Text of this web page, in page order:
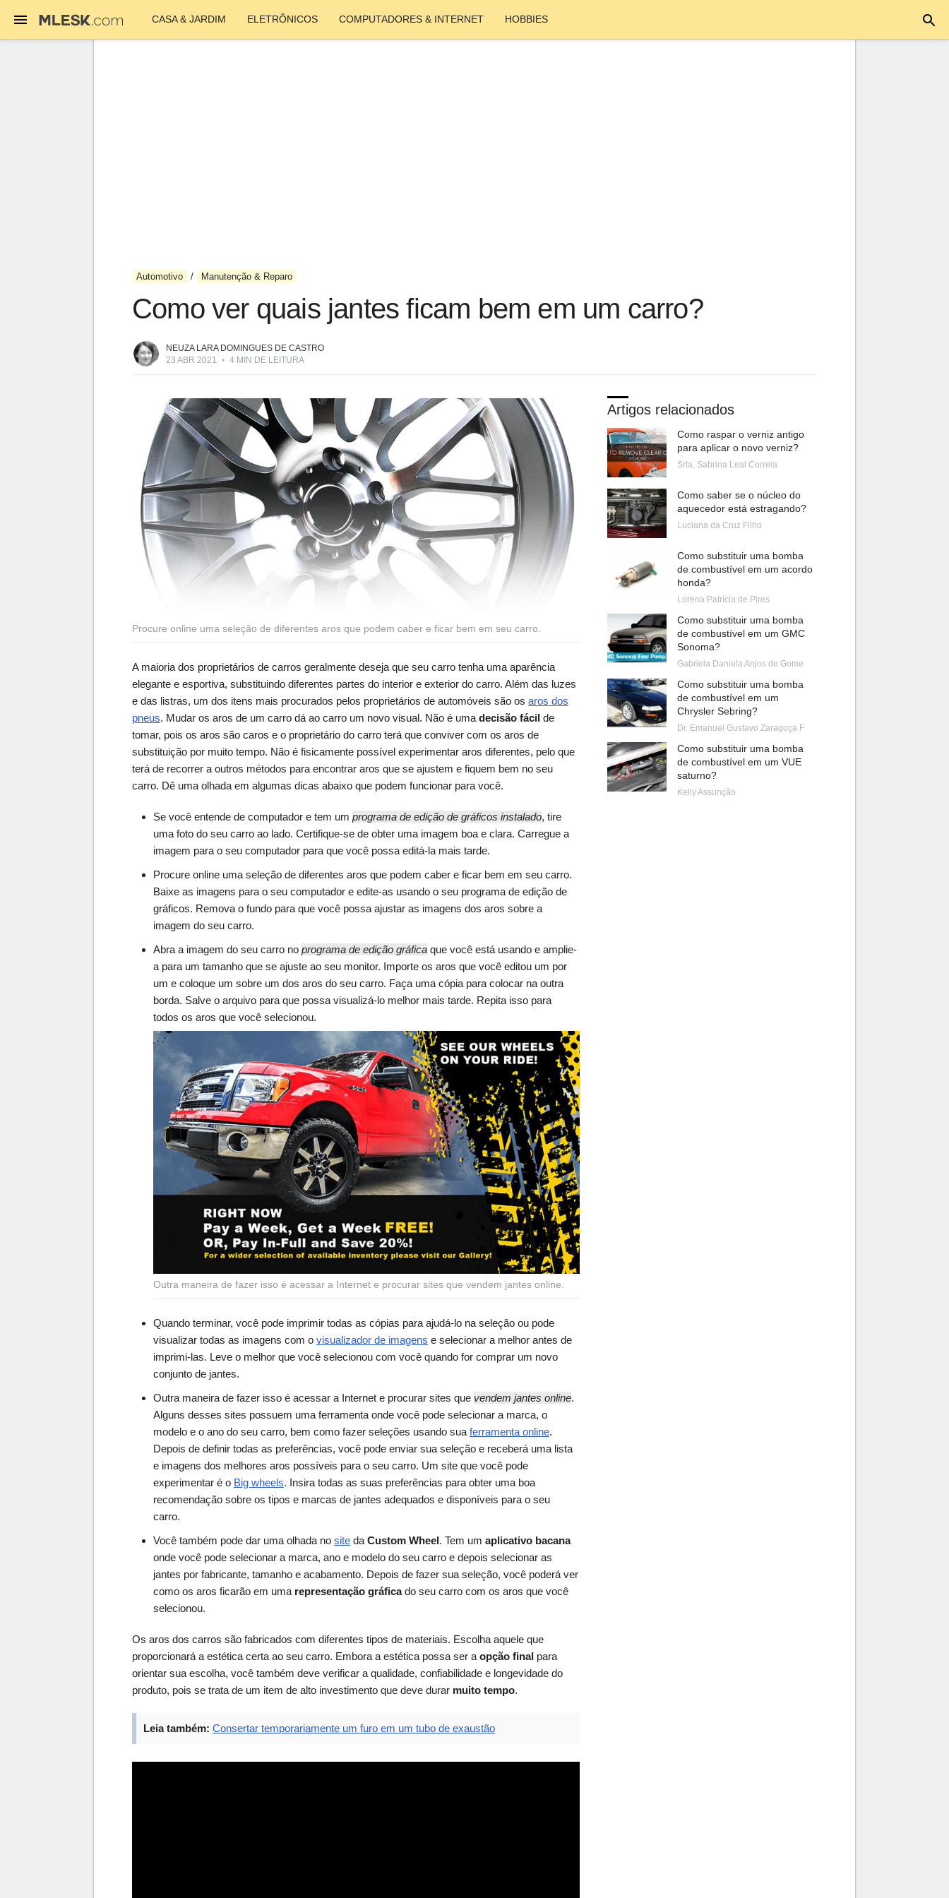
CASA & JARDIM ELETRÔNICOS COMPUTADORES & INTERNET HOBBIES
Automotivo Manutenção & Reparo
Como ver quais jantes ficam bem em um carro?
NEUZA LARA DOMINGUES DE CASTRO
23 ABR 2021 • 4 MIN DE LEITURA
Procure online uma seleção de diferentes aros que podem caber e ficar bem em seu carro.
A maioria dos proprietários de carros geralmente deseja que seu carro tenha uma aparência
elegante e esportiva, substituindo diferentes partes do interior e exterior do carro. Além das luzes
e das listras, um dos itens mais procurados pelos proprietários de automóveis são os aros dos
pneus. Mudar os aros de um carro dá ao carro um novo visual. Não é uma decisão fácil de
tomar, pois os aros são caros e o proprietário do carro terá que conviver com os aros de
substituição por muito tempo. Não é fisicamente possível experimentar aros diferentes, pelo que
terá de recorrer a outros métodos para encontrar aros que se ajustem e fiquem bem no seu
carro. Dê uma olhada em algumas dicas abaixo que podem funcionar para você.
Se você entende de computador e tem um programa de edição de gráficos instalado, tire
uma foto do seu carro ao lado. Certifique-se de obter uma imagem boa e clara. Carregue a
imagem para o seu computador para que você possa editá-la mais tarde.
Procure online uma seleção de diferentes aros que podem caber e ficar bem em seu carro.
Baixe as imagens para o seu computador e edite-as usando o seu programa de edição de
gráficos. Remova o fundo para que você possa ajustar as imagens dos aros sobre a
imagem do seu carro.
Abra a imagem do seu carro no programa de edição gráfica que você está usando e amplie-
a para um tamanho que se ajuste ao seu monitor. Importe os aros que você editou um por
um e coloque um sobre um dos aros do seu carro. Faça uma cópia para colocar na outra
borda. Salve o arquivo para que possa visualizá-lo melhor mais tarde. Repita isso para
todos os aros que você selecionou.
Outra maneira de fazer isso é acessar a Internet e procurar sites que vendem jantes online.
Quando terminar, você pode imprimir todas as cópias para ajudá-lo na seleção ou pode
visualizar todas as imagens com o visualizador de imagens e selecionar a melhor antes de
imprimi-las. Leve o melhor que você selecionou com você quando for comprar um novo
conjunto de jantes.
Outra maneira de fazer isso é acessar a Internet e procurar sites que vendem jantes online.
Alguns desses sites possuem uma ferramenta onde você pode selecionar a marca, o
modelo e o ano do seu carro, bem como fazer seleções usando sua ferramenta online.
Depois de definir todas as preferências, você pode enviar sua seleção e receberá uma lista
e imagens dos melhores aros possíveis para o seu carro. Um site que você pode
experimentar é o Big wheels. Insira todas as suas preferências para obter uma boa
recomendação sobre os tipos e marcas de jantes adequados e disponíveis para o seu
carro.
Você também pode dar uma olhada no site da Custom Wheel. Tem um aplicativo bacana
onde você pode selecionar a marca, ano e modelo do seu carro e depois selecionar as
jantes por fabricante, tamanho e acabamento. Depois de fazer sua seleção, você poderá ver
como os aros ficarão em uma representação gráficado seu carro com os aros que você
selecionou.
Os aros dos carros são fabricados com diferentes tipos de materiais. Escolha aquele que
proporcionará a estética certa ao seu carro. Embora a estética possa ser a opção final para
orientar sua escolha, você também deve verificar a qualidade, confiabilidade e longevidade do
produto, pois se trata de um item de alto investimento que deve durar muito tempo.
Leia também: Consertar temporariamente um furo em um tubo de exaustão
Artigos relacionados
Como raspar o verniz antigo
para aplicar o novo verniz?
Srta. Sabrina Leal Correia
Como saber se o núcleo do
aquecedor está estragando?
Luciana da Cruz Filho
Como substituir uma bomba
de combustível em um acordo
honda?
Lorena Patrícia de Pires
Como substituir uma bomba
de combustível em um GMC
Sonoma?
Gabriela Daniela Anjos de Gome
Como substituir uma bomba
de combustível em um
Chrysler Sebring?
Dr. Emanuel Gustavo Zaragoça F
Como substituir uma bomba
de combustível em um VUE
saturno?
Kelly Assunção